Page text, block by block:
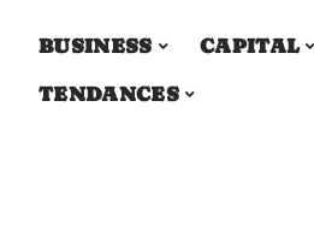
BUSINESS CAPITAL
TENDANCES